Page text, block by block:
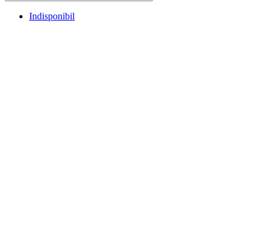
Indisponibil